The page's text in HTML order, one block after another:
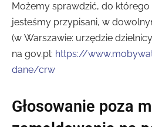
Możemy sprawdzić, do
jesteśmy przypisani, w
(w Warszawie: urzędzie
na gov.pl: https://
dane/crw
Głosowanie poza